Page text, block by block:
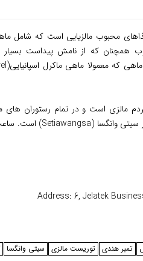
محبوب مالزیایی است که شامل
همچنان که از نامش پیداست
مالزی است و در تمام رستوران
Address: 6, Jelatek
تمبر هندی توریست مالزی سیتی وانگسا